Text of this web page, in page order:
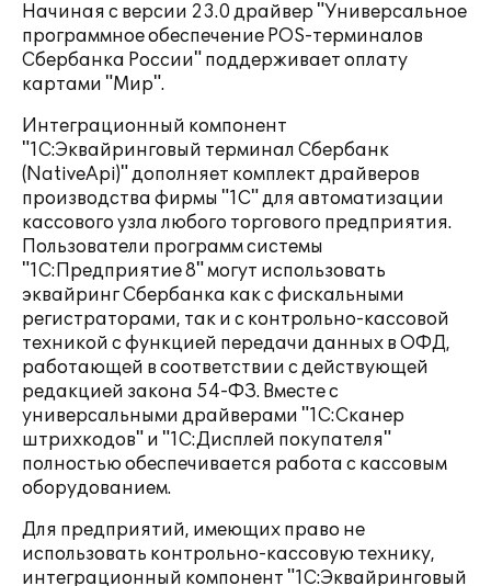
Начиная с версии 23.0 драйвер "Универсальное
программное обеспечение POS-терминалов
Сбербанка России" поддерживает оплату
картами "Мир".
Интеграционный компонент
"1С:Эквайринговый терминал Сбербанк
(NativeApi)" дополняет комплект драйверов
производства фирмы "1С" для автоматизации
кассового узла любого торгового предприятия.
Пользователи программ системы
"1С:Предприятие 8" могут использовать
эквайринг Сбербанка как с фискальными
регистраторами, так и с контрольно-кассовой
техникой с функцией передачи данных в ОФД,
работающей в соответствии с действующей
редакцией закона 54-ФЗ. Вместе с
универсальными драйверами "1С:Сканер
штрихкодов" и "1С:Дисплей покупателя"
полностью обеспечивается работа с кассовым
оборудованием.
Для предприятий, имеющих право не
использовать контрольно-кассовую технику,
интеграционный компонент "1С:Эквайринговый